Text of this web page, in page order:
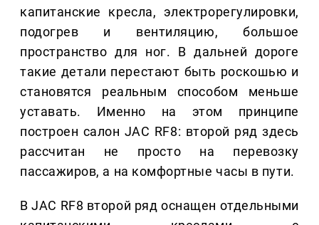
капитанские кресла, электрорегулировки,
подогрев и вентиляцию, большое
пространство для ног. В дальней дороге
такие детали перестают быть роскошью и
становятся реальным способом меньше
уставать. Именно на этом принципе
построен салон JAC RF8: второй ряд здесь
рассчитан не просто на перевозку
пассажиров, а на комфортные часы в пути.
В JAC RF8 второй ряд оснащен отдельными